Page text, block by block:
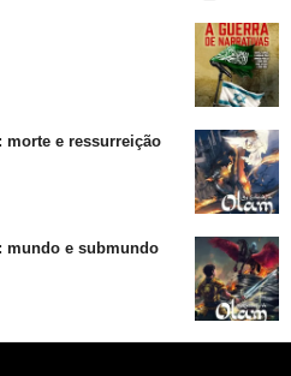
morte e ressurreição
mundo e submundo